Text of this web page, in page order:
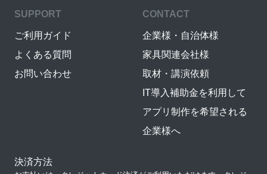
SUPPORT
ご利用ガイド
よくある質問
お問い合わせ
CONTACT
企業様・自治体様
家具関連会社様
取材・講演依頼
IT導入補助金を利用して
アプリ制作を希望される
企業様へ
決済方法